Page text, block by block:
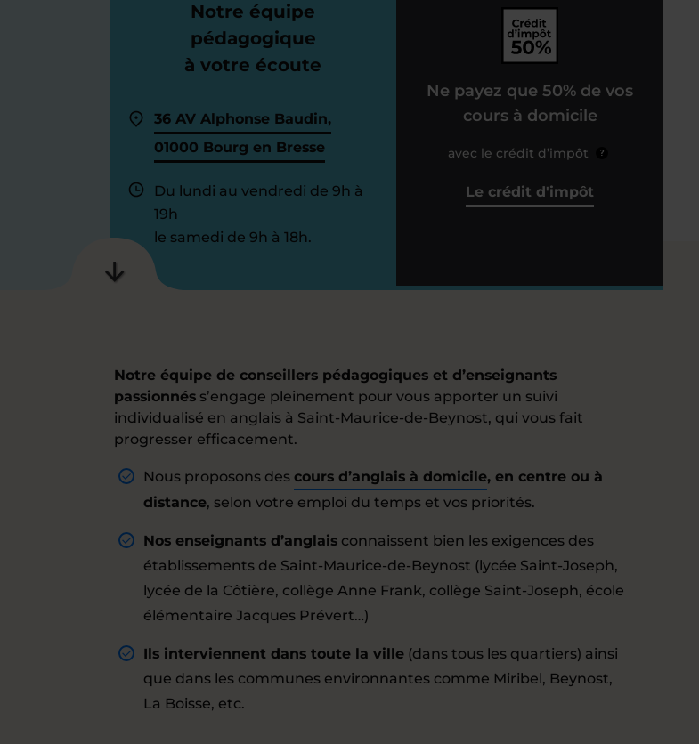
Notre équipe
pédagogique
à votre écoute
36 AV Alphonse Baudin,
01000 Bourg en Bresse
Du lundi au vendredi de 9h à
19h
le samedi de 9h à 18h.
Ne payez que 50% de vos
cours à domicile
avec le crédit d’impôt ?
Le crédit d'impôt
Notre équipe de conseillers pédagogiques et d’enseignants
passionnés s’engage pleinement pour vous apporter un suivi
individualisé en anglais à Saint-Maurice-de-Beynost, qui vous fait
progresser efficacement.
Nous proposons des cours d’anglais à domicile, en centre ou à
distance, selon votre emploi du temps et vos priorités.
Nos enseignants d’anglais connaissent bien les exigences des
établissements de Saint-Maurice-de-Beynost (lycée Saint-Joseph,
lycée de la Côtière, collège Anne Frank, collège Saint-Joseph, école
élémentaire Jacques Prévert…)
Ils interviennent dans toute la ville (dans tous les quartiers) ainsi
que dans les communes environnantes comme Miribel, Beynost,
La Boisse, etc.